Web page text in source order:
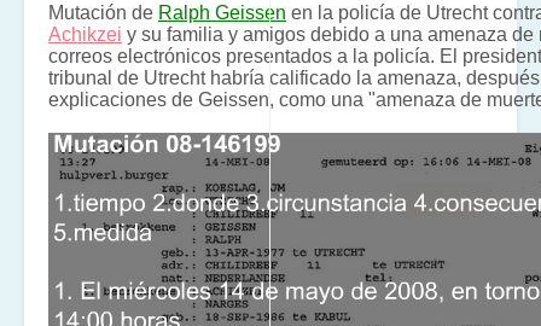
Mutación de Ralph Geissen en la policía de Utrecht
Achikzei y su familia y amigos debido a una amenaza de
correos electrónicos presentados a la policía. El
tribunal de Utrecht habría calificado la amenaza,
explicaciones de Geissen, como una "amenaza de